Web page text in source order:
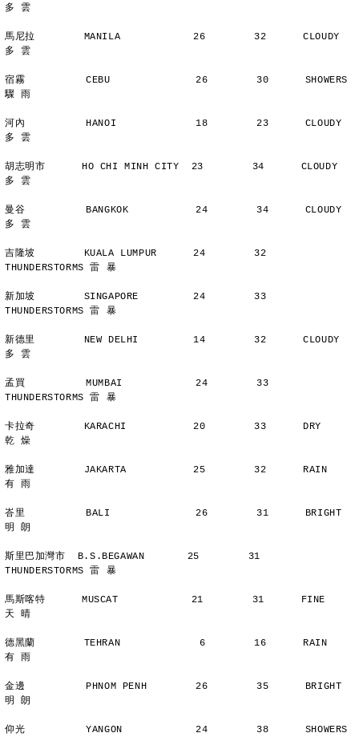
多 雲
馬尼拉        MANILA            26        32      CLOUDY
多 雲
宿霧          CEBU              26        30      SHOWERS
驟 雨
河內          HANOI             18        23      CLOUDY
多 雲
胡志明市      HO CHI MINH CITY  23        34      CLOUDY
多 雲
曼谷          BANGKOK           24        34      CLOUDY
多 雲
吉隆坡        KUALA LUMPUR      24        32
THUNDERSTORMS 雷 暴
新加坡        SINGAPORE         24        33
THUNDERSTORMS 雷 暴
新德里        NEW DELHI         14        32      CLOUDY
多 雲
孟買          MUMBAI            24        33
THUNDERSTORMS 雷 暴
卡拉奇        KARACHI           20        33      DRY
乾 燥
雅加達        JAKARTA           25        32      RAIN
有 雨
峇里          BALI              26        31      BRIGHT
明 朗
斯里巴加灣市  B.S.BEGAWAN       25        31
THUNDERSTORMS 雷 暴
馬斯喀特      MUSCAT            21        31      FINE
天 晴
德黑蘭        TEHRAN             6        16      RAIN
有 雨
金邊          PHNOM PENH        26        35      BRIGHT
明 朗
仰光          YANGON            24        38      SHOWERS